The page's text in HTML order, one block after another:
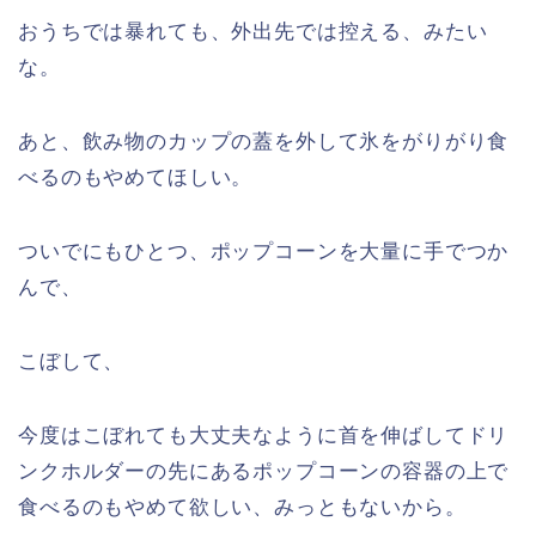
おうちでは暴れても、外出先では控える、みたい
な。
あと、飲み物のカップの蓋を外して氷をがりがり食
べるのもやめてほしい。
ついでにもひとつ、ポップコーンを大量に手でつか
んで、
こぼして、
今度はこぼれても大丈夫なように首を伸ばしてドリ
ンクホルダーの先にあるポップコーンの容器の上で
食べるのもやめて欲しい、みっともないから。